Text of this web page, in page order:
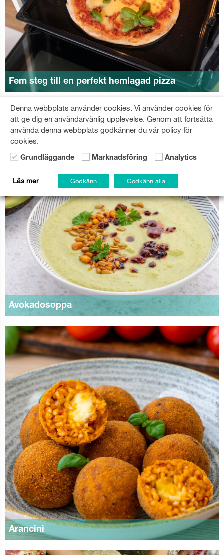
Fem steg till en perfekt hemlagad pizza
Avokadosoppa
Arancini
Denna webbplats använder cookies. Vi använder cookies för
att ge dig en användarvänlig upplevelse. Genom att fortsätta
använda denna webbplats godkänner du vår policy för
cookies.
Grundläggande Marknadsföring Analytics
Läs mer Godkänn Godkänn alla